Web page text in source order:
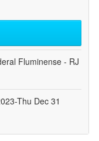
Fluminense - RJ
Thu Dec 31